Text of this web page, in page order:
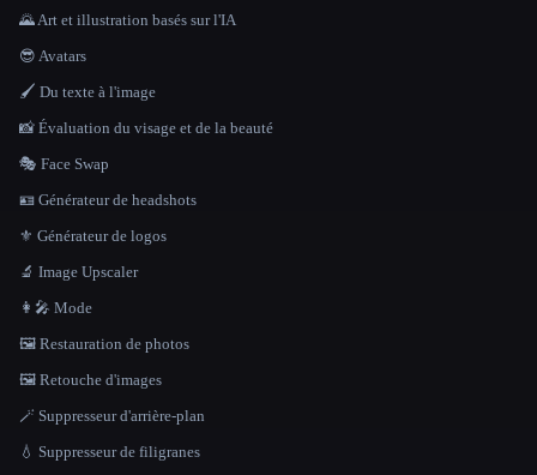
🌄 Art et illustration basés sur l'IA
😎 Avatars
🖌️ Du texte à l'image
📸 Évaluation du visage et de la beauté
🎭 Face Swap
🪪 Générateur de headshots
⚜️ Générateur de logos
🔬 Image Upscaler
👩‍🎤 Mode
🖼️ Restauration de photos
🖼️ Retouche d'images
🪄 Suppresseur d'arrière-plan
💧 Suppresseur de filigranes